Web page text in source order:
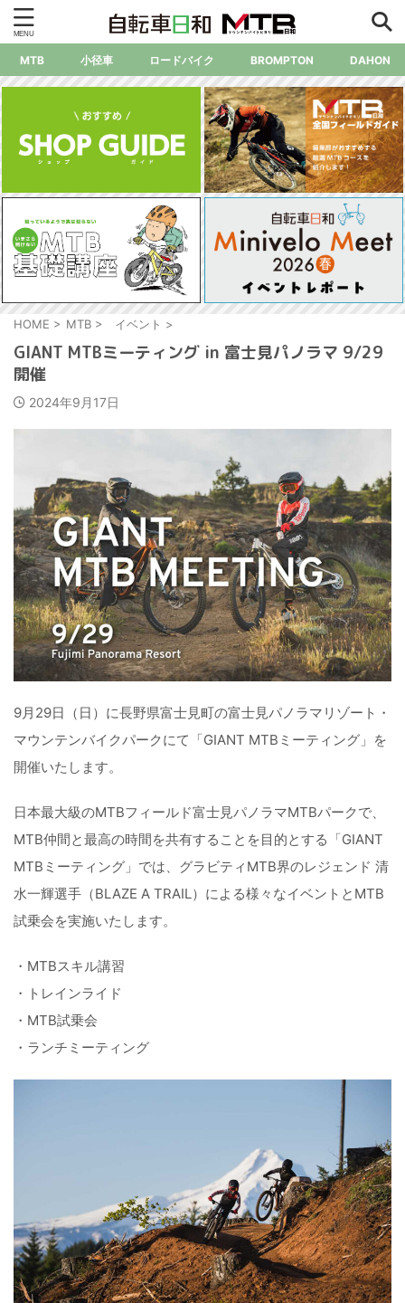
MTB 小径車 ロードバイク BROMPTON DAHON
HOME > MTB > イベント >
GIANT MTBミーティング in 富士見パノラマ 9/29
開催
2024年9月17日
9月29日（日）に長野県富士見町の富士見パノラマリゾート・
マウンテンバイクパークにて「GIANT MTBミーティング」を
開催いたします。
日本最大級のMTBフィールド富士見パノラマMTBパークで、
MTB仲間と最高の時間を共有することを目的とする「GIANT
MTBミーティング」では、グラビティMTB界のレジェンド 清
水一輝選手（BLAZE A TRAIL）による様々なイベントとMTB
試乗会を実施いたします。
・MTBスキル講習
・トレインライド
・MTB試乗会
・ランチミーティング